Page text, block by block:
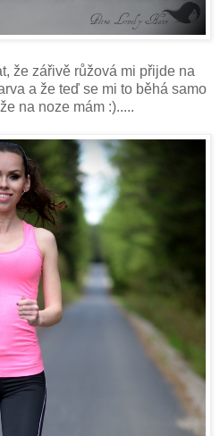
že zářivě růžová mi přijde na
a že teď se mi to běhá samo
na noze mám :).....